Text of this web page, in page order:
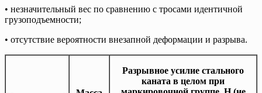
• незначительный вес по сравнению с тросами идентичной
грузоподъемности;
• отсутствие вероятности внезапной деформации и разрыва.
Разрывное усилие стального
каната в целом при